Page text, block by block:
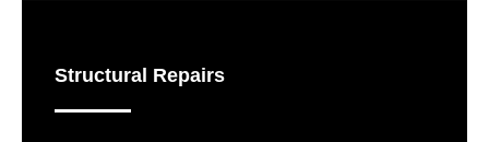
Structural Repairs